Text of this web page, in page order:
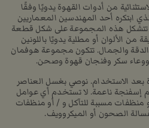
من أدوات القهوة يدويًا وفقًا
ابتكره أحد المهندسين المعماريين
تتشكل هذه المجموعة على شكل قطعة
الألوان أو مطلية يدويًا باللونين
والجمال. تتكون مجموعة هوفمان
سكر وفنجان قهوة وصحن.
الاستخدام. نوصي بغسل العناصر
إسفنجة ناعمة. لا تستخدم أي عوامل
منظفات مسببة للتآكل و / أو منظفات
الصحون أو الميكروويف.